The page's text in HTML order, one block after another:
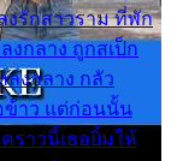
รักสาวราม ที่พัก
งกลาง ถูกสเป็ก
ลงกลาง กลัว
ข้าว แต่ก่อนนั้น
คราวนี้เธอยิ้มให้